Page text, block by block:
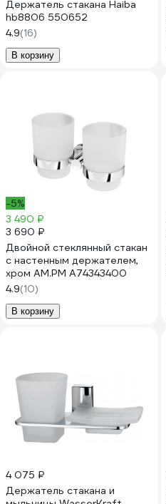
Держатель стакана Haiba
hb8806 550652
4.9(16)
В корзину
-5%
3 490 ₽
3 690 ₽
Двойной стеклянный стакан
с настенным держателем,
хром AM.PM A74343400
4.9(10)
В корзину
4 075 ₽
Держатель стакана и